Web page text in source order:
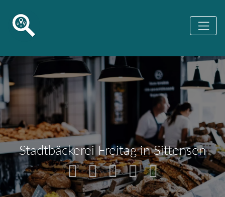
Stadtbäckerei Freitag in Sittensen